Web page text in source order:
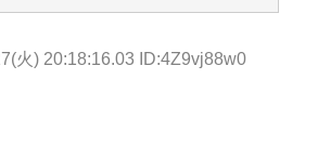
火) 20:18:16.03 ID:4Z9vj88w0